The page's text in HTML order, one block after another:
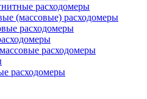
расходомеры
(массовые) расходомеры
расходомеры
расходомеры
расходомеры